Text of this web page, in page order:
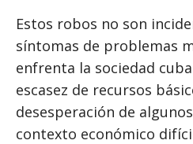
Estos robos no son
síntomas de problemas
enfrenta la sociedad
escasez de recursos
desesperación de
contexto económico